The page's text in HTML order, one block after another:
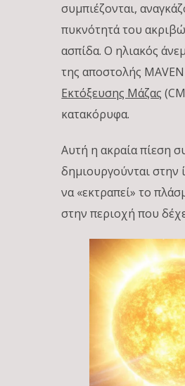
συμπιέζονται,
πυκνότητά του
ασπίδα. Ο ηλιακός
της αποστολής
Εκτόξευσης Μάζας
κατακόρυφα.
Αυτή η ακραία πίεση
δημιουργούνται
να «εκτραπεί» το
στην περιοχή που